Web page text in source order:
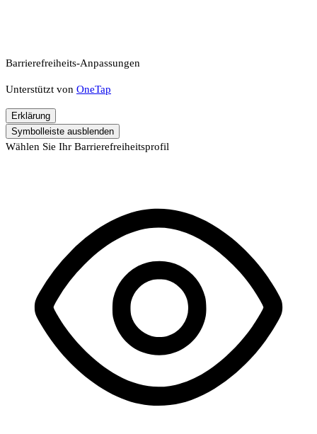
Barrierefreiheits-Anpassungen
Unterstützt von OneTap
Erklärung
Symbolleiste ausblenden
Wählen Sie Ihr Barrierefreiheitsprofil